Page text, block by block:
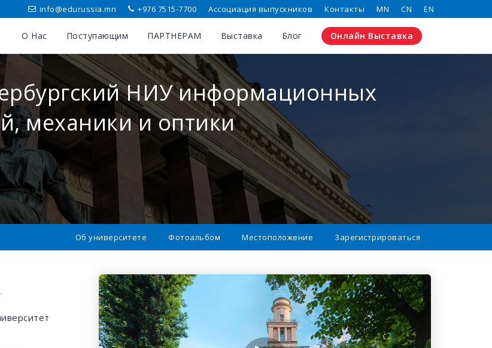
info@edurussia.mn +976 7515-7700 Ассоциация выпускников Контакты MN CN EN
О Нас Поступающим ПАРТНЕРАМ Выставка Блог Онлайн Выставка
НИУ информационных
механики и оптики
Об университете Фотоальбом Местоположение Зарегистрироваться